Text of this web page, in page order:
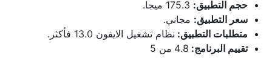
حجم التطبيق:
سعر التطبيق: مجاني.
متطلبات التطبيق: نظام تشغيل الايفون 13.0 فأكثر.
تقييم البرنامج: 4.8 من 5